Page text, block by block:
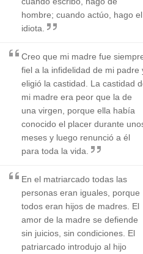
hombre; cuando actúo, hago el
idiota.
Creo que mi madre fue
fiel a la infidelidad de mi padre
eligió la castidad. La castidad
mi madre era peor que la de
una virgen, porque ella había
conocido el placer durante
meses y luego renunció a él
para toda la vida.
En el matriarcado todas las
personas eran iguales, porque
todos eran hijos de madres. El
amor de la madre se defiende
sin juicios, sin condiciones. El
patriarcado introdujo al hijo